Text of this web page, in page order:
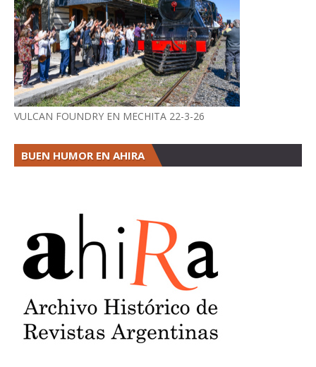
VULCAN FOUNDRY EN MECHITA 22-3-26
BUEN HUMOR EN AHIRA